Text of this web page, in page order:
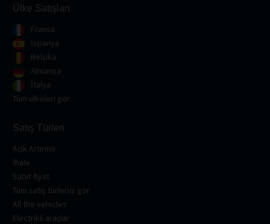
Ülke Satışları
Fransa
İspanya
Belçika
Almanya
İtalya
Tüm ülkeleri gör
Satış Türleri
Açık Artırma
İhale
Sabit fiyat
Tüm satış türlerini gör
All the vehicles
Electrikli araçlar